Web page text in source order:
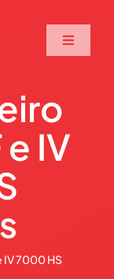
Toggle
IV
7000 HS